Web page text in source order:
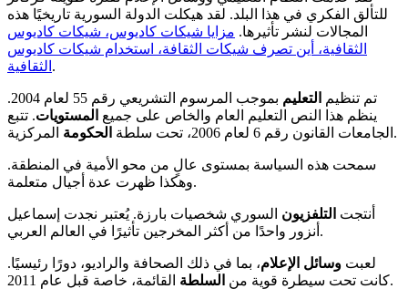
للتألق الفكري في هذا البلد. لقد هيكلت الدولة السورية تاريخيًا هذه
المجالات لنشر تأثيرها. مزايا شيكات كاديوس، شيكات كاديوس
الثقافية، أين تصرف شيكات الثقافة، استخدام شيكات كاديوس
الثقافية .
تم تنظيم التعليم
بموجب المرسوم التشريعي رقم 55 لعام 2004.
ينظم هذا النص التعليم العام والخاص على جميع المستويات. تتبع
الجامعات القانون رقم 6 لعام 2006، تحت سلطة
الحكومة المركزية.
سمحت هذه السياسة بمستوى عالٍ من محو الأمية في المنطقة.
وهكذا ظهرت عدة أجيال متعلمة.
أنتجت التلفزيون السوري شخصيات بارزة. يُعتبر نجدت إسماعيل
أنزور واحدًا من أكثر المخرجين تأثيرًا في العالم العربي.
لعبت وسائل الإعلام، بما في ذلك الصحافة والراديو، دورًا رئيسيًا.
كانت تحت سيطرة قوية من السلطة القائمة، خاصة قبل عام 2011.